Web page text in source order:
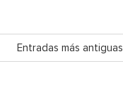
Entradas más antiguas